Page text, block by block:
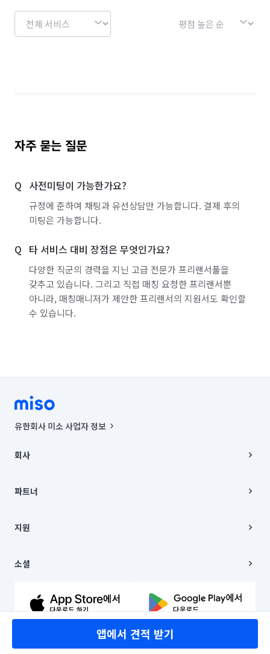
자주 묻는 질문
사전미팅이 가능한가요?
규정에 준하여 채팅과 유선상담만 가능합니다. 결제 후의
미팅은 가능합니다.
타 서비스 대비 장점은 무엇인가요?
다양한 직군의 경력을 지닌 고급 전문가 프리랜서풀을
갖추고 있습니다. 그리고 직접 매칭 요청한 프리랜서뿐
아니라, 매칭매니저가 제안한 프리랜서의 지원서도 확인할
수 있습니다.
앱에서 견적 받기
유한회사 미소 사업자 정보
00019 |
주소 | 본사: 서울특별시 종로구 율곡로 6(중학동, 트윈트리빌딩) B동 5층
컨택센터 : 서울특별시 종로구 수송동 율곡로 24, 7층, 8층 미소
상품, 상품정보, 거래에 관한 의무와 책임은 거래당사자에게 있습니다.
언론 보도 관련 문의:
© 유한회사 미소. Miso, Inc. All Rights Reserved.
회사
채용
파트너
이사
지원
이용약관
문의하기
소셜
유튜브